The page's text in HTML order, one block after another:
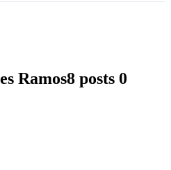
Ramos8 posts 0